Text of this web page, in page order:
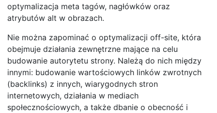
optymalizacja meta tagów, nagłówków oraz
atrybutów alt w obrazach.
Nie można zapominać o optymalizacji off-site, która
obejmuje działania zewnętrzne mające na celu
budowanie autorytetu strony. Należą do nich między
innymi: budowanie wartościowych linków zwrotnych
(backlinks) z innych, wiarygodnych stron
internetowych, działania w mediach
społecznościowych, a także dbanie o obecność i